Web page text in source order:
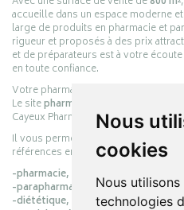
Nous
cookies
Nous
technologies
accueille dans un espace moderne
large de produits en pharmacie et
rigueur et proposés à des prix
et de préparateurs est à votre
en toute confiance.
Votre pharmacie en ligne :
Le sitepharmacie-cayeux.fr
Cayeux Pharmabest Berck-sur-Mer
Il vous permet de réaliser vos
références en :
-pharmacie,
-parapharmacie,
-diététique,